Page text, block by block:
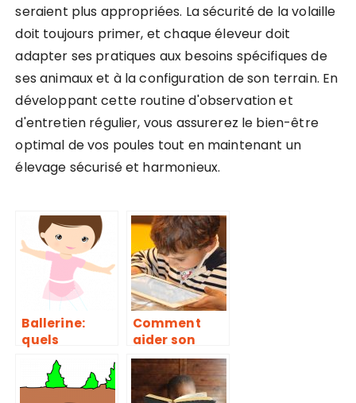
seraient plus appropriées. La sécurité de la volaille
doit toujours primer, et chaque éleveur doit
adapter ses pratiques aux besoins spécifiques de
ses animaux et à la configuration de son terrain. En
développant cette routine d'observation et
d'entretien régulier, vous assurerez le bien-être
optimal de vos poules tout en maintenant un
élevage sécurisé et harmonieux.
Ballerine:
quels
avantages à
inscrire votre
enfant
Comment
aider son
enfant de la
maison.